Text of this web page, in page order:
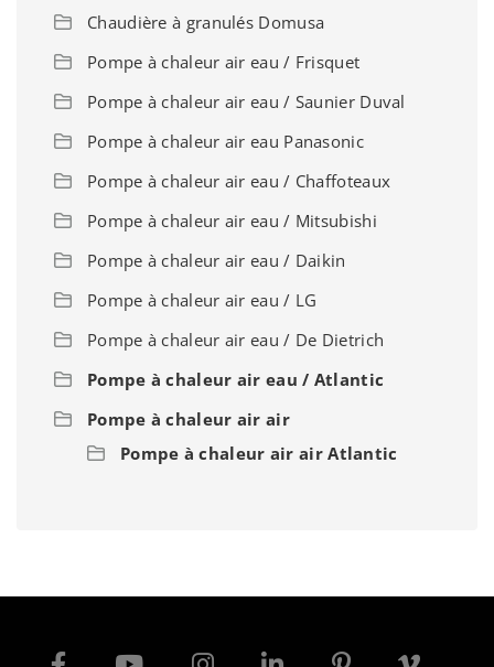
Chaudière à granulés Domusa
Pompe à chaleur air eau / Frisquet
Pompe à chaleur air eau / Saunier Duval
Pompe à chaleur air eau Panasonic
Pompe à chaleur air eau / Chaffoteaux
Pompe à chaleur air eau / Mitsubishi
Pompe à chaleur air eau / Daikin
Pompe à chaleur air eau / LG
Pompe à chaleur air eau / De Dietrich
Pompe à chaleur air eau / Atlantic
Pompe à chaleur air air
Pompe à chaleur air air Atlantic